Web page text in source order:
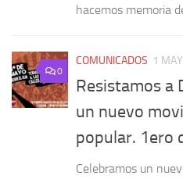
hacemos memoria de
0
COMUNICADOS 1
Resistamos a
un nuevo
popular. 1ero
Celebramos un